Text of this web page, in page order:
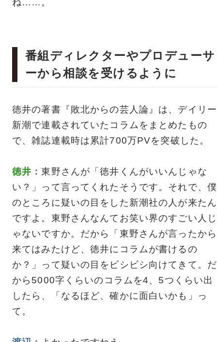
番組ディレクターやプロデューサ
ーから相談を受けるように
徳井の著書『敗北からの芸人論』は、デイリー
新潮で連載されていたコラムをまとめたもの
で、雑誌連載時は累計700万PVを突破した。
徳井：東野さんが「徳井くんがいいんじゃな
い？」って言ってくれたそうです。それで、僕
のところに疑いの目をした新潮社の人が来たん
ですよ。東野さんなんてお笑い界のすごい人じ
ゃないですか。だから「東野さんが言ったから
来てはみたけど、徳井にコラムが書けるの
か？」って疑いの目をビシビシ向けてきて。だ
から5000字くらいのコラムを4、5つくらい出
したら、「なるほど、確かに面白いかも」っ
て。